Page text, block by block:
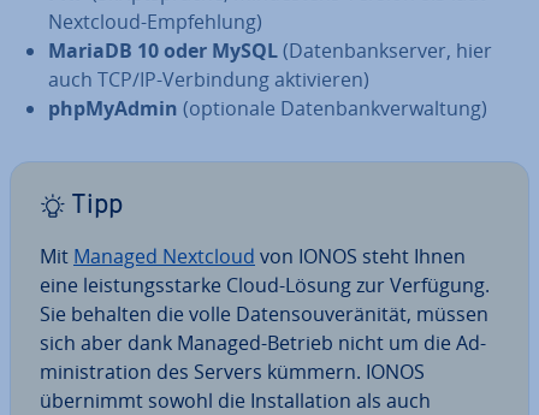
Nextcloud-Emp­feh­lung)
MariaDB 10 oder MySQL(Da­ten­bank­ser­ver, hier
auch TCP/IP-Ver­bin­dung ak­ti­vie­ren)
phpMy­Ad­min (optionale Da­ten­bank­ver­wal­tung)
Tipp
Mit Managed Nextcloud von IONOS steht Ihnen
eine leis­tungs­star­ke Cloud-Lösung zur Verfügung.
Sie behalten die volle Da­ten­sou­ve­rä­ni­tät, müssen
sich aber dank Managed-Betrieb nicht um die Ad­
mi­nis­tra­ti­on des Servers kümmern. IONOS
übernimmt sowohl die In­stal­la­ti­on als auch